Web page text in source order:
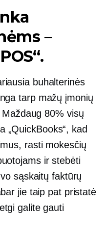
–
buhalterinės
tarp mažų įmonių
80% visų
„QuickBooks“, kad
rasti mokesčių
ir stebėti
sąskaitų faktūrų
jie taip pat pristatė
galite gauti